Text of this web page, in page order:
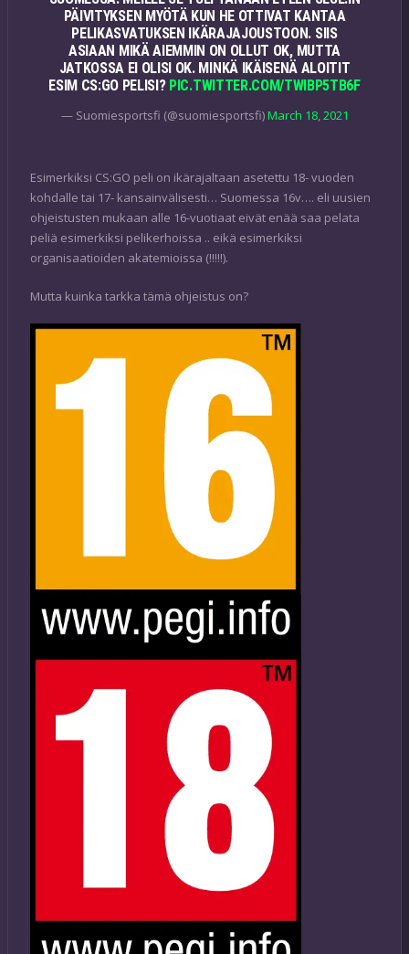
PÄIVITYKSEN MYÖTÄ KUN HE OTTIVAT KANTAA
PELIKASVATUKSEN IKÄRAJAJOUSTOON. SIIS
ASIAAN MIKÄ AIEMMIN ON OLLUT OK, MUTTA
JATKOSSA EI OLISI OK. MINKÄ IKÄISENÄ ALOITIT
ESIM CS:GO PELISI? PIC.TWITTER.COM/TWIBP5TB6F
— Suomiesportsfi (@suomiesportsfi)March 18, 2021
Esimerkiksi CS:GO peli on ikärajaltaan asetettu 18- vuoden
kohdalle tai 17- kansainvälisesti… Suomessa 16v…. eli uusien
ohjeistusten mukaan alle 16-vuotiaat eivät enää saa pelata
peliä esimerkiksi pelikerhoissa .. eikä esimerkiksi
organisaatioiden akatemioissa (!!!!!).
Mutta kuinka tarkka tämä ohjeistus on?